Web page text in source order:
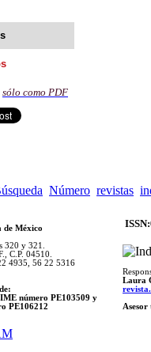
sólo como PDF
Número revistas
de México
320 y 321.
C.P. 04510.
4935, 56 22 5316
número PE103509 y
PE106212
Laura
Asesor